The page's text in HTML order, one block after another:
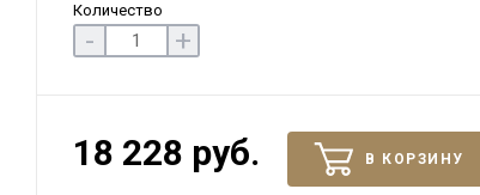
Количество
- +
18 228 руб. В КОРЗИНУ